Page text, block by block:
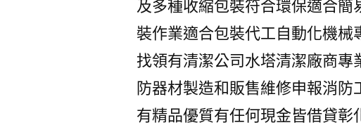
及多種收縮包裝符合環保適合
裝作業適合包裝代工自動化機
找領有清潔公司水塔清潔廠商
防器材製造和販售維修申報消防
有精品優質有任何現金皆借貸